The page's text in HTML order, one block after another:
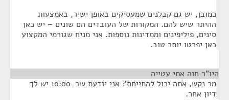
כמובן, יש גם קבלנים שמעסיקים באופן ישיר, באמצעות
ההיתר שיש להם. המקורות של העובדים הם שונים – יש כאן
סינים, פיליפינים וממדינות נוספות. אני מניח שגורמי המקצוע
כאן יפרטו יותר טוב.
היו"ר חוה אתי עטייה
מר נקש, אתה יכול להתייחס? אני יודעת שב-10:00 יש לך
דיון אחר.